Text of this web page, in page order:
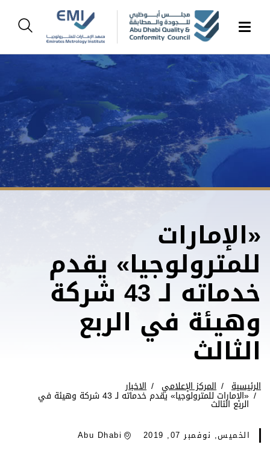
«الإمارات
للمترولوجيا» يقدم
خدماته لـ 43 شركة
وهيئة في الربع
الثالث
الرئيسية المركز الإعلامي الاخبار
«الإمارات للمترولوجيا» يقدم خدماته لـ 43 شركة وهيئة في
الربع الثالث
الخميس, نوفمبر 07, 2019 Abu Dhabi